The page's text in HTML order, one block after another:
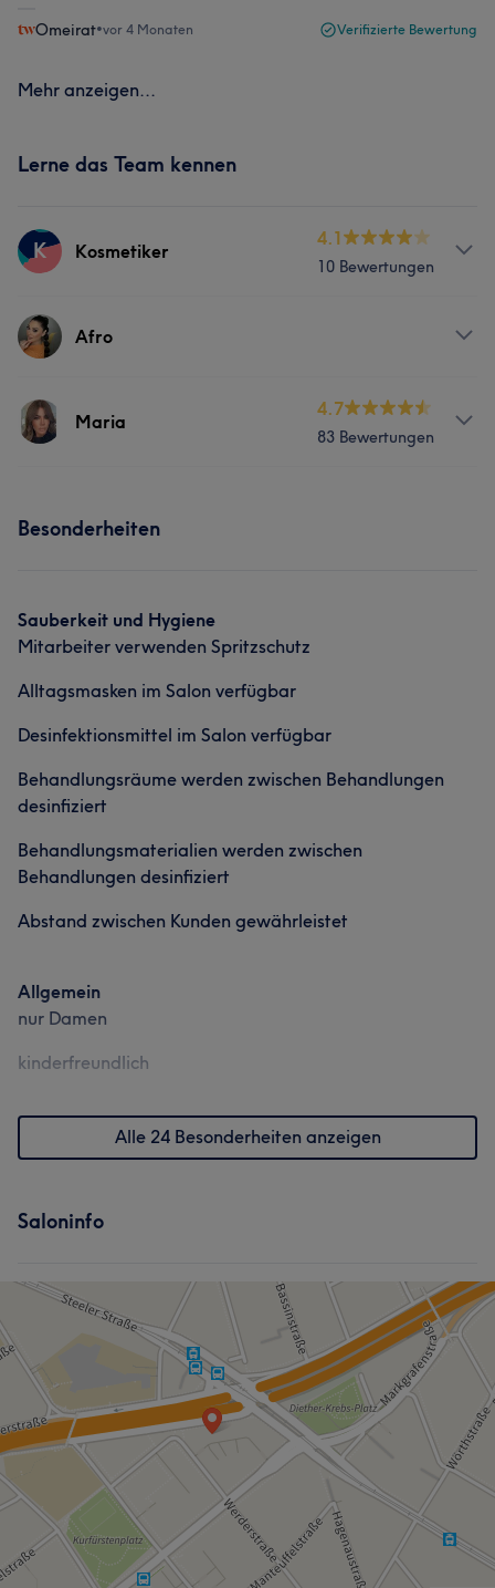
Omeirat•vor 4 Monaten Verifizierte Bewertung
Mehr anzeigen...
Lerne das Team kennen
K Kosmetiker
4.1
10 Bewertungen
Services
Kosmetische Zahnmedizin
Afro
Services
Portfolio
Maria
4.7
83 Bewertungen
Was unsere Kunden über Maria sagen
Sympathisch
Besonderheiten
Sauberkeit und Hygiene
Mitarbeiter verwenden Spritzschutz
Alltagsmasken im Salon verfügbar
Desinfektionsmittel im Salon verfügbar
Behandlungsräume werden zwischen Behandlungen
desinfiziert
Behandlungsmaterialien werden zwischen
Behandlungen desinfiziert
Abstand zwischen Kunden gewährleistet
Allgemein
nur Damen
kinderfreundlich
Alle 24 Besonderheiten anzeigen
Saloninfo